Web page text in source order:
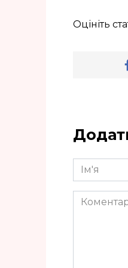
Оцініть
Ім'я
*
Коментар